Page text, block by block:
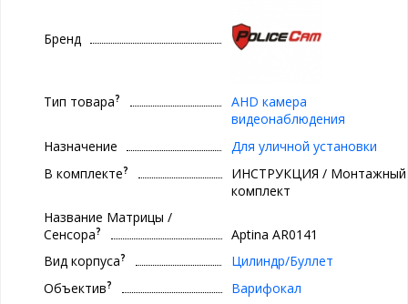
Бренд
Тип товара?
AHD камера
видеонаблюдения
Назначение
Для уличной установки
В комплекте?
ИНСТРУКЦИЯ / Монтажный
комплект
Название Матрицы /
Сенсора?
Aptina AR0141
Вид корпуса?
Цилиндр/Буллет
Объектив?
Варифокал